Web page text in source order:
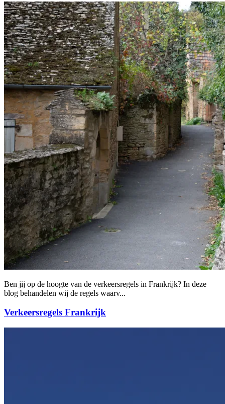
Ben jij op de hoogte van de verkeersregels in Frankrijk? In deze
blog behandelen wij de regels waarv...
Verkeersregels Frankrijk